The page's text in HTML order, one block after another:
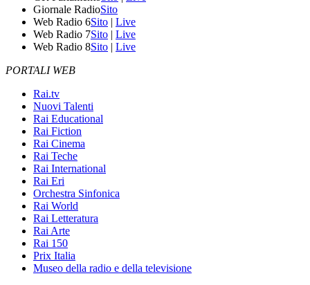
Giornale RadioSito
Web Radio 6Sito | Live
Web Radio 7Sito | Live
Web Radio 8Sito | Live
PORTALI WEB
Rai.tv
Nuovi Talenti
Rai Educational
Rai Fiction
Rai Cinema
Rai Teche
Rai International
Rai Eri
Orchestra Sinfonica
Rai World
Rai Letteratura
Rai Arte
Rai 150
Prix Italia
Museo della radio e della televisione